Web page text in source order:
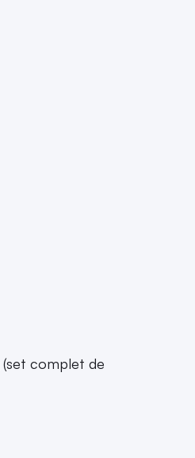
(set complet de